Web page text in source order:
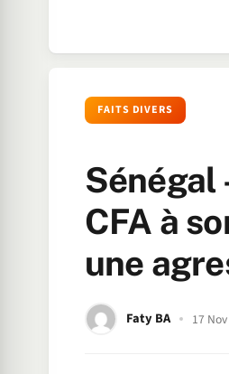
FAITS DIVERS
Sénégal
CFA à
une
Faty BA 17